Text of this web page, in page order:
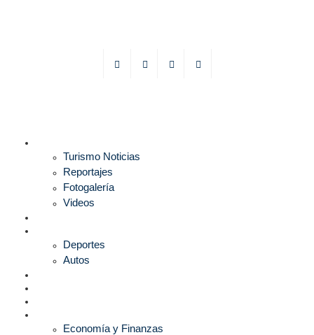
Turismo Noticias
Reportajes
Fotogalería
Videos
Deportes
Autos
Economía y Finanzas